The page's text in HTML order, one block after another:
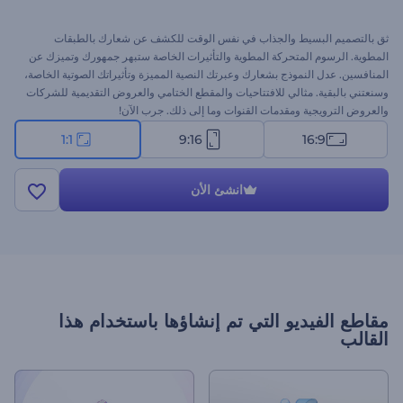
ثق بالتصميم البسيط والجذاب في نفس الوقت للكشف عن شعارك بالطبقات
المطوية. الرسوم المتحركة المطوية والتأثيرات الخاصة ستبهر جمهورك وتميزك عن
المنافسين. عدل النموذج بشعارك وعبرتك النصية المميزة وتأثيراتك الصوتية الخاصة،
وسنعتني بالبقية. مثالي للافتتاحيات والمقطع الختامي والعروض التقديمية للشركات
والعروض الترويجية ومقدمات القنوات وما إلى ذلك. جرب الآن!
16:9
9:16
1:1
انشئ الأن
مقاطع الفيديو التي تم إنشاؤها باستخدام هذا
القالب